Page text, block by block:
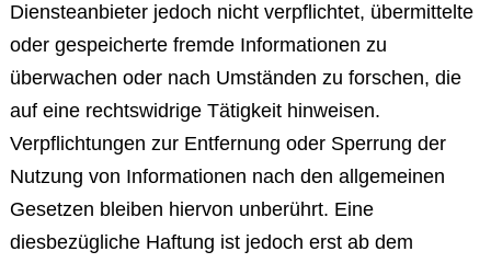
Diensteanbieter jedoch nicht verpflichtet, übermittelte
oder gespeicherte fremde Informationen zu
überwachen oder nach Umständen zu forschen, die
auf eine rechtswidrige Tätigkeit hinweisen.
Verpflichtungen zur Entfernung oder Sperrung der
Nutzung von Informationen nach den allgemeinen
Gesetzen bleiben hiervon unberührt. Eine
diesbezügliche Haftung ist jedoch erst ab dem